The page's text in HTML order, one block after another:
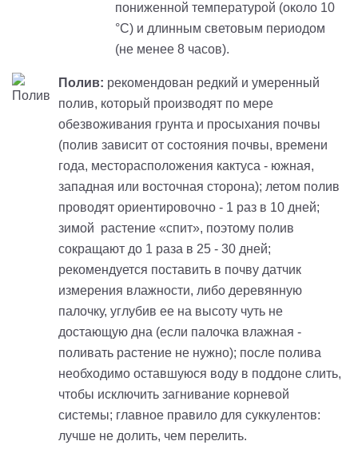
пониженной температурой (около 10
°С) и длинным световым периодом
(не менее 8 часов).
Полив: рекомендован редкий и умеренный
полив, который производят по мере
обезвоживания грунта и просыхания почвы
(полив зависит от состояния почвы, времени
года, месторасположения кактуса - южная,
западная или восточная сторона); летом полив
проводят ориентировочно - 1 раз в 10 дней;
зимой растение «спит», поэтому полив
сокращают до 1 раза в 25 - 30 дней;
рекомендуется поставить в почву датчик
измерения влажности, либо деревянную
палочку, углубив ее на высоту чуть не
достающую дна (если палочка влажная -
поливать растение не нужно); после полива
необходимо оставшуюся воду в поддоне слить,
чтобы исключить загнивание корневой
системы; главное правило для суккулентов:
лучше не долить, чем перелить.